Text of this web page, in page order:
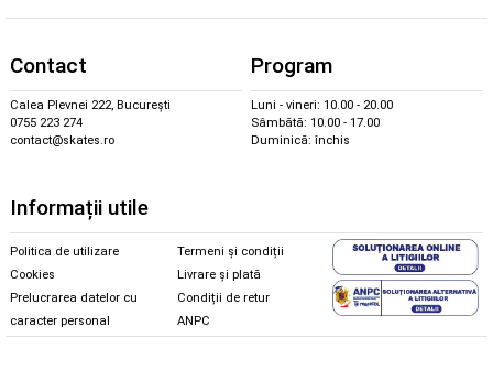
Contact
Calea Plevnei 222, București
0755 223 274
contact@skates.ro
Program
Luni - vineri: 10.00 - 20.00
Sâmbătă: 10.00 - 17.00
Duminică: închis
Informații utile
Politica de utilizare
Cookies
Prelucrarea datelor cu
caracter personal
Termeni și condiții
Livrare și plată
Condiții de retur
ANPC